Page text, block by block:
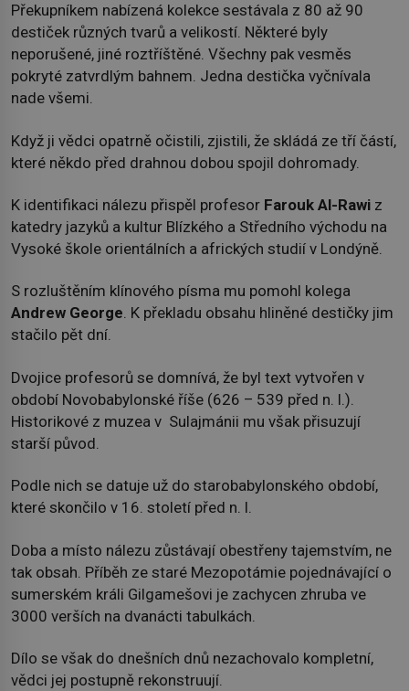
Překupníkem nabízená kolekce sestávala z 80 až 90
destiček různých tvarů a velikostí. Některé byly
neporušené, jiné roztříštěné. Všechny pak vesměs
pokryté zatvrdlým bahnem. Jedna destička vyčnívala
nade všemi.
Když ji vědci opatrně očistili, zjistili, že skládá ze tří částí,
které někdo před drahnou dobou spojil dohromady.
K identifikaci nálezu přispěl profesor Farouk Al-Rawi z
katedry jazyků a kultur Blízkého a Středního východu na
Vysoké škole orientálních a afrických studií v Londýně.
S rozluštěním klínového písma mu pomohl kolega
Andrew George. K překladu obsahu hliněné destičky jim
stačilo pět dní.
Dvojice profesorů se domnívá, že byl text vytvořen v
období Novobabylonské říše (626 – 539 před n. l.).
Historikové z muzea v Sulajmánii mu však přisuzují
starší původ.
Podle nich se datuje už do starobabylonského období,
které skončilo v 16. století před n. l.
Doba a místo nálezu zůstávají obestřeny tajemstvím, ne
tak obsah. Příběh ze staré Mezopotámie pojednávající o
sumerském králi Gilgamešovi je zachycen zhruba ve
3000 verších na dvanácti tabulkách.
Dílo se však do dnešních dnů nezachovalo kompletní,
vědci jej postupně rekonstruují.